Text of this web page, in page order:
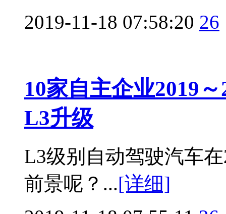
2019-11-18 07:58:20 26
10家自主企业2019
L3升级
L3级别自动驾驶汽车
前景呢？...[详细]